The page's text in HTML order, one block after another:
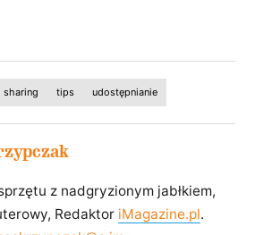
sharing tips udostępnianie
z nadgryzionym jabłkiem,
Redaktor iMagazine.pl.